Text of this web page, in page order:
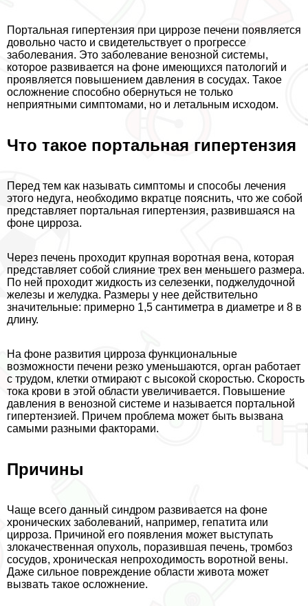
Портальная гипертензия при циррозе печени появляется
довольно часто и свидетельствует о прогрессе
заболевания. Это заболевание венозной системы,
которое развивается на фоне имеющихся патологий и
проявляется повышением давления в сосудах. Такое
осложнение способно обернуться не только
неприятными симптомами, но и летальным исходом.
Что такое портальная гипертензия
Перед тем как называть симптомы и способы лечения
этого недуга, необходимо вкратце пояснить, что же собой
представляет портальная гипертензия, развившаяся на
фоне цирроза.
Через печень проходит крупная воротная вена, которая
представляет собой слияние трех вен меньшего размера.
По ней проходит жидкость из селезенки, поджелудочной
железы и желудка. Размеры у нее действительно
значительные: примерно 1,5 сантиметра в диаметре и 8 в
длину.
На фоне развития цирроза функциональные
возможности печени резко уменьшаются, орган работает
с трудом, клетки отмирают с высокой скоростью. Скорость
тока крови в этой области увеличивается. Повышение
давления в венозной системе и называется портальной
гипертензией. Причем проблема может быть вызвана
самыми разными факторами.
Причины
Чаще всего данный синдром развивается на фоне
хронических заболеваний, например, гепатита или
цирроза. Причиной его появления может выступать
злокачественная опухоль, поразившая печень, тромбоз
сосудов, хроническая непроходимость воротной вены.
Даже сильное повреждение области живота может
вызвать такое осложнение.